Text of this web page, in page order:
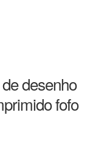
desenho
fofo